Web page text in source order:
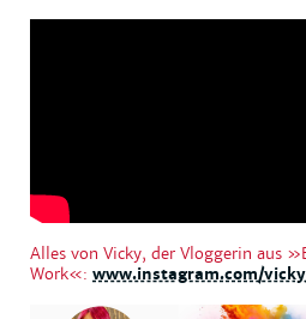
Alles von Vicky, der Vloggerin aus
Work«: www.instagram.com/